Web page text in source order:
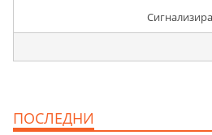
ПОСЛЕДНИ